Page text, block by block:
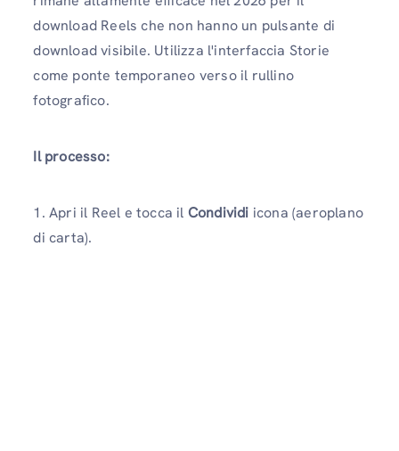
download Reels che non hanno un pulsante di
download visibile. Utilizza l'interfaccia Storie
come ponte temporaneo verso il rullino
fotografico.
Il processo:
1. Apri il Reel e tocca il Condividi icona (aeroplano
di carta).